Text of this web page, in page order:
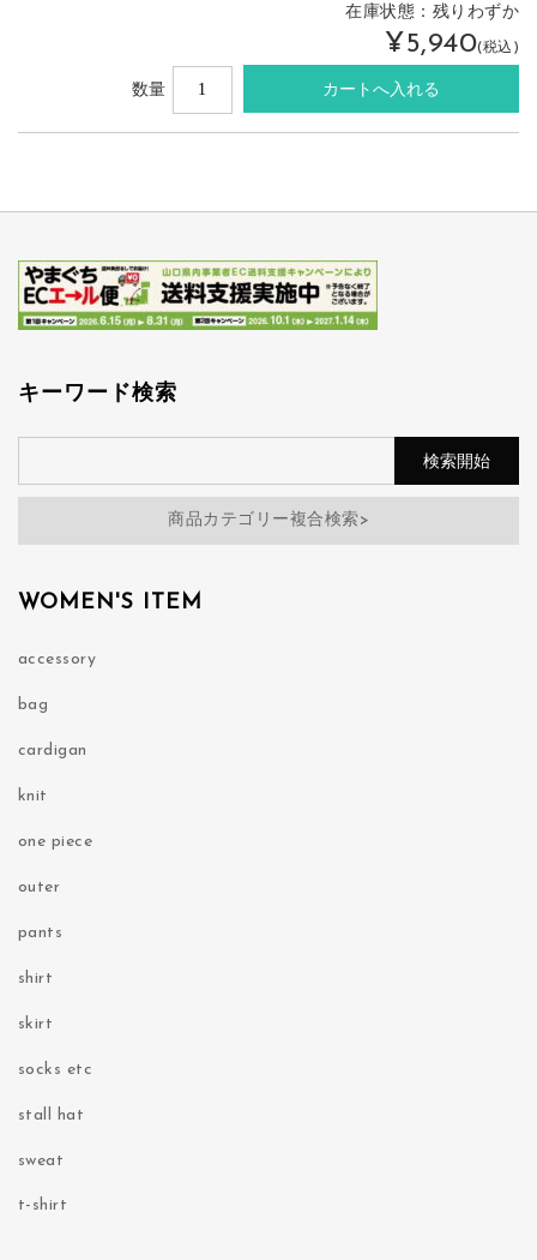
在庫状態： 残りわずか
¥5,940(税込)
数量
キーワード検索
商品カテゴリー複合検索>
WOMEN'S ITEM
accessory
bag
cardigan
knit
one piece
outer
pants
shirt
skirt
socks etc
stall hat
sweat
t-shirt